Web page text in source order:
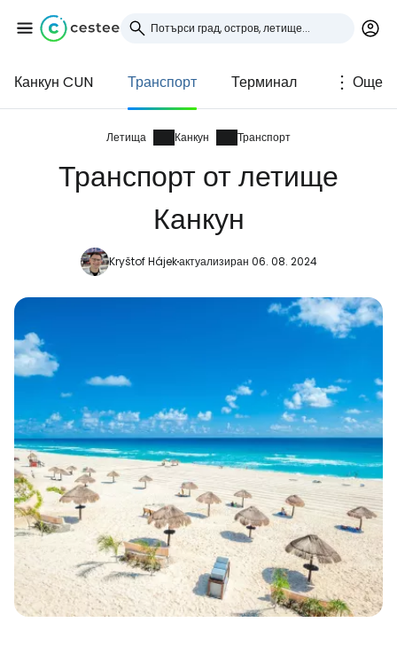
Канкун CUN Транспорт Терминал Още
Летища Канкун Транспорт
Транспорт от летище
Канкун
Kryštof Hájekактуализиран 06. 08. 2024
Влезте в Cestee
... световната общност на туристите
Продължете с Google
Продължете с Facebook